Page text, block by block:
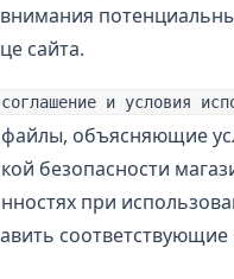
сайта.
и условия
объясняющие
безопасности
при